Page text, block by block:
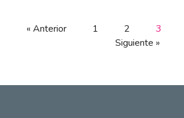
« Anterior 1 2 3
Siguiente »